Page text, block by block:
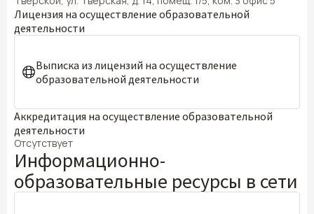
Лицензия на осуществление образовательной
деятельности
Выписка из лицензий на осуществление
образовательной деятельности
Аккредитация на осуществление образовательной
деятельности
Отсутствует
Информационно-
образовательные ресурсы в сети